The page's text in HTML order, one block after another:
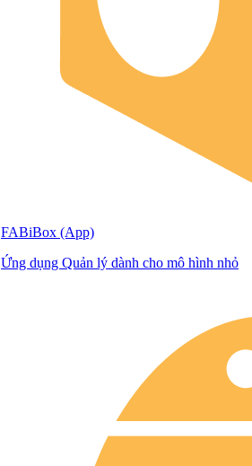
FABiBox (App)
Ứng dụng Quản lý dành cho mô hình nhỏ